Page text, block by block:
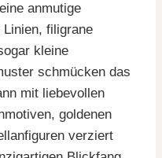
anmutige
filigrane
kleine
schmücken das
mit liebevollen
goldenen
verziert